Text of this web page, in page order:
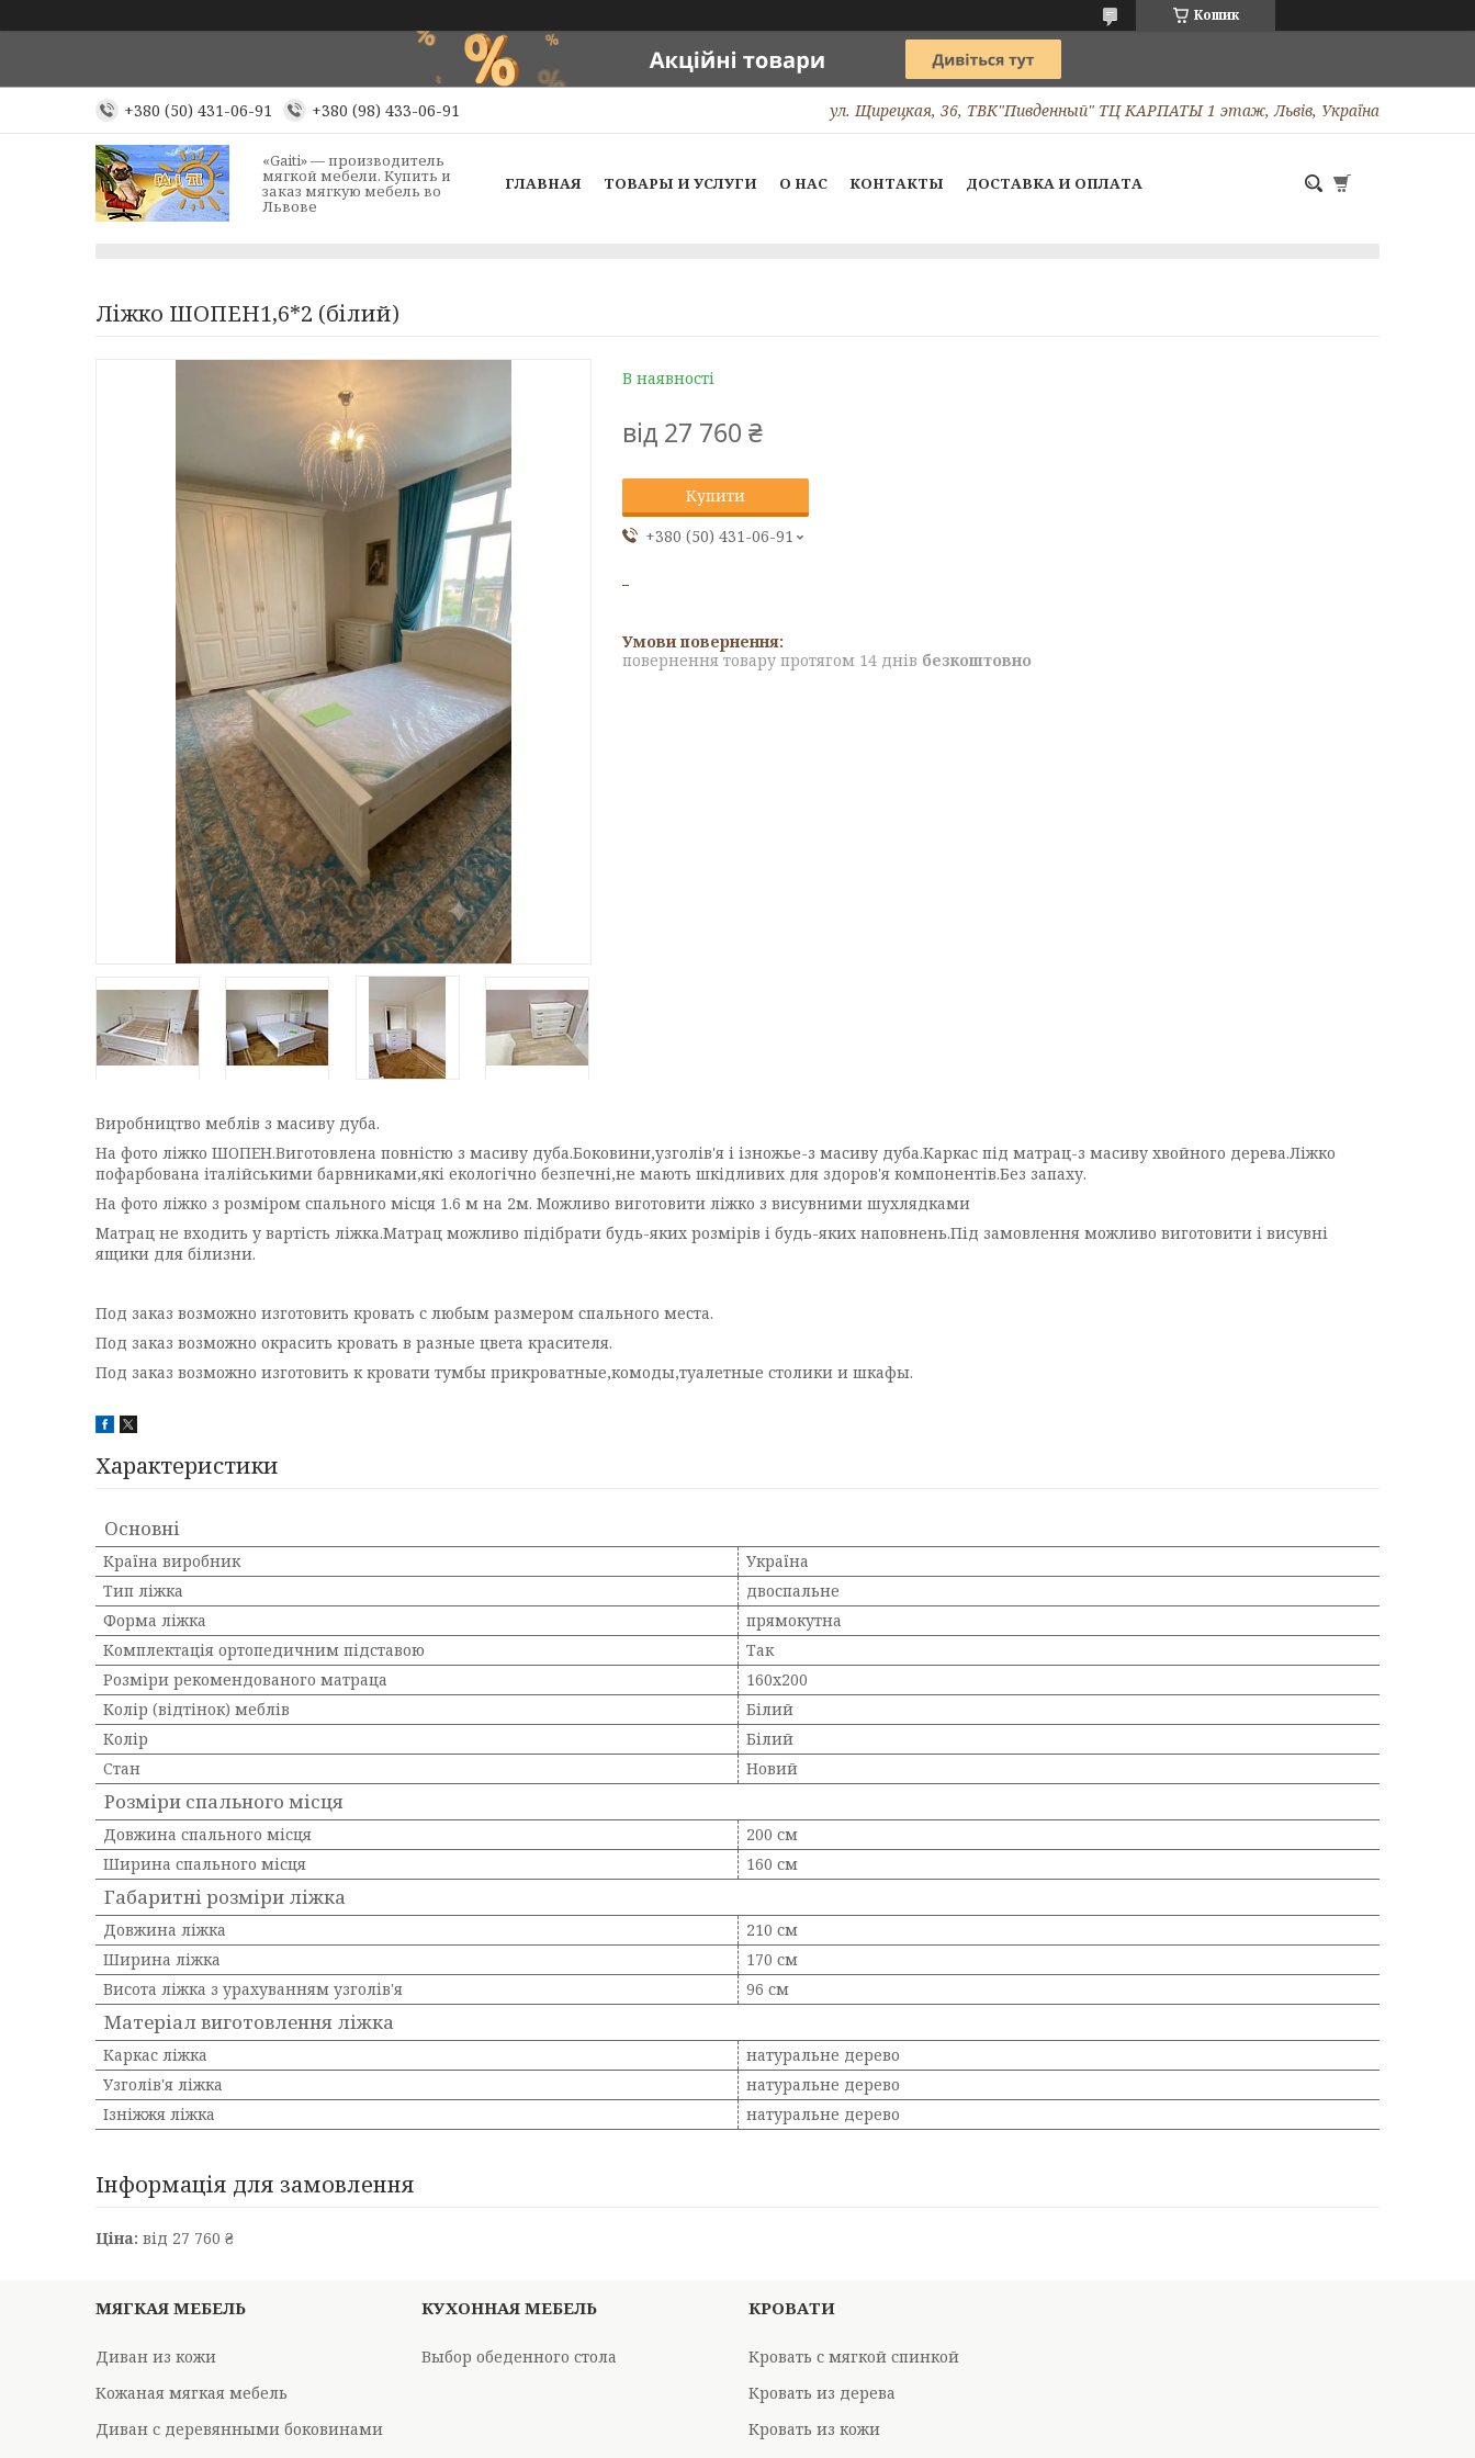
Кошик
+380 (50) 431-06-91 +380 (98) 433-06-91 ул. Щирецкая, 36, ТВК"Пивденный" ТЦ КАРПАТЫ 1 этаж, Львів, Україна
«Gaiti» — производитель
мягкой мебели. Купить и
заказ мягкую мебель во
Львове
ГЛАВНАЯ ТОВАРЫ И УСЛУГИ О НАС КОНТАКТЫ ДОСТАВКА И ОПЛАТА
Ліжко ШОПЕН1,6*2 (білий)
В наявності
від 27 760 ₴
Купити
+380 (50) 431-06-91
повернення товару протягом 14 днів безкоштовно
Виробництво меблів з масиву дуба.
На фото ліжко ШОПЕН.Виготовлена повністю з масиву дуба.Боковини,узголів'я і ізножье-з масиву дуба.Каркас під матрац-з масиву хвойного дерева.Ліжко
пофарбована італійськими барвниками,які екологічно безпечні,не мають шкідливих для здоров'я компонентів.Без запаху.
На фото ліжко з розміром спального місця 1.6 м на 2м. Можливо виготовити ліжко з висувними шухлядками
Матрац не входить у вартість ліжка.Матрац можливо підібрати будь-яких розмірів і будь-яких наповнень.Під замовлення можливо виготовити і висувні
ящики для білизни.
Под заказ возможно изготовить кровать с любым размером спального места.
Под заказ возможно окрасить кровать в разные цвета красителя.
Под заказ возможно изготовить к кровати тумбы прикроватные,комоды,туалетные столики и шкафы.
Характеристики
Основні
Країна виробник
Україна
Тип ліжка
двоспальне
Форма ліжка
прямокутна
Комплектація ортопедичним підставою
Так
Розміри рекомендованого матраца
160х200
Колір (відтінок) меблів
Білий
Колір
Білий
Стан
Новий
Розміри спального місця
Довжина спального місця
200 см
Ширина спального місця
160 см
Габаритні розміри ліжка
Довжина ліжка
210 см
Ширина ліжка
170 см
Висота ліжка з урахуванням узголів'я
96 см
Матеріал виготовлення ліжка
Каркас ліжка
натуральне дерево
Узголів'я ліжка
натуральне дерево
Ізніжжя ліжка
натуральне дерево
Інформація для замовлення
Ціна: від 27 760 ₴
МЯГКАЯ МЕБЕЛЬ
Диван из кожи
Кожаная мягкая мебель
Диван с деревянными боковинами
КУХОННАЯ МЕБЕЛЬ
Выбор обеденного стола
КРОВАТИ
Кровать с мягкой спинкой
Кровать из дерева
Кровать из кожи